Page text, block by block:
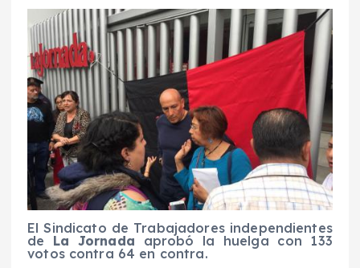
El Sindicato de Trabajadores independientes
de La Jornada aprobó la huelga con 133
votos contra 64 en contra.